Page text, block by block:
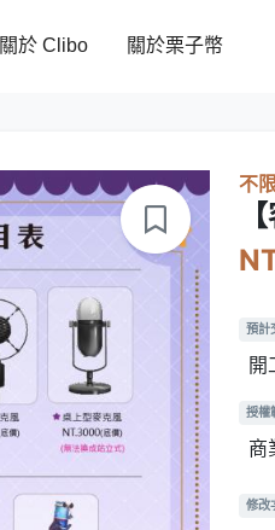
關於 Clibo 關於栗子幣
不
預計
開
授權
商
修改